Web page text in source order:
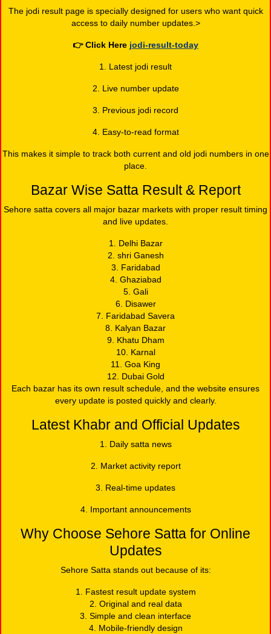
The jodi result page is specially designed for users who want quick
access to daily number updates.>
👉Click Here jodi-result-today
1. Latest jodi result
2. Live number update
3. Previous jodi record
4. Easy-to-read format
This makes it simple to track both current and old jodi numbers in one
place.
Bazar Wise Satta Result & Report
Sehore satta covers all major bazar markets with proper result timing
and live updates.
1. Delhi Bazar
2. shri Ganesh
3. Faridabad
4. Ghaziabad
5. Gali
6. Disawer
7. Faridabad Savera
8. Kalyan Bazar
9. Khatu Dham
10. Karnal
11. Goa King
12. Dubai Gold
Each bazar has its own result schedule, and the website ensures
every update is posted quickly and clearly.
Latest Khabr and Official Updates
1. Daily satta news
2. Market activity report
3. Real-time updates
4. Important announcements
Why Choose Sehore Satta for Online
Updates
Sehore Satta stands out because of its:
1. Fastest result update system
2. Original and real data
3. Simple and clean interface
4. Mobile-friendly design